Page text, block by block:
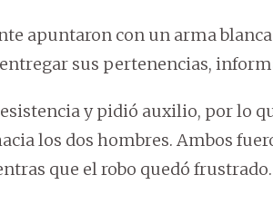
apuntaron con un arma
sus pertenencias,
y pidió auxilio, por lo
los dos hombres. Ambos
que el robo quedó frustrado.